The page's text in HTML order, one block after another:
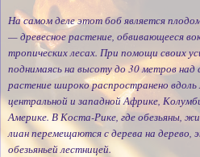
На самом деле этот боб является
— древесное растение, обвивающееся
тропических лесах. При помощи своих
поднимаясь на высоту до 30 метров над
растение широко распространено
центральной и западной Африке,
Америке. В Коста-Рике, где обезьяны,
лиан перемещаются с дерева на дерево,
обезьяньей лестницей.